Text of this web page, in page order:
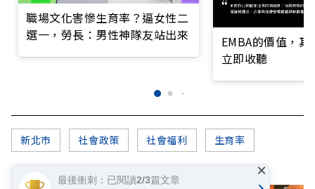
職場文化害慘生育率？逼女性二
選一，勞長：男性神隊友站出來
EMBA的價值，
立即收聽
新北市 社會政策 社會福利 生育率
最後衝刺：已閱讀2/3篇文章 ×